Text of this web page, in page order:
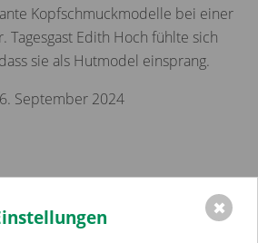
Kopfschmuckmodelle bei einer
Tagesgast Edith Hoch fühlte sich
sie als Hutmodel einsprang.
September 2024
Einrichtungen
✖